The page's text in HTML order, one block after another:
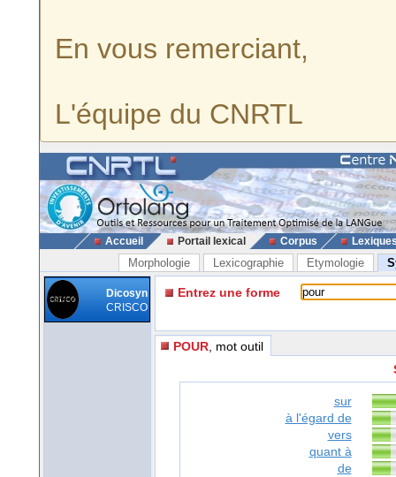
En vous remerciant,
L'équipe du CNRTL
Accueil Portail lexical Corpus
Morphologie Lexicographie Etymologie
Dicosyn
CRISCO
Entrez une forme
POUR , mot outil
sur
à l'égard de
vers
quant à
de